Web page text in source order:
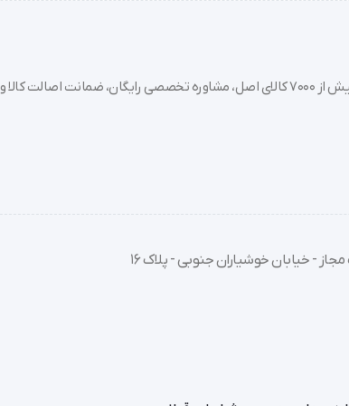
خرید تجهیزات پزشکی عمده و جزئی با بهترین قیمت از سدان مد؛ بیش از 7000 کالای اصل، مشاوره تخصصی رایگان، ضمانت اصالت کالا و
- خیابان خوشیاران جنوبی - پلاک 16